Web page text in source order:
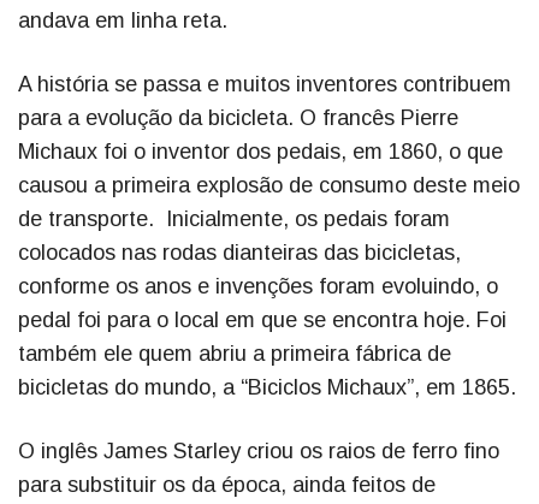
andava em linha reta.
A história se passa e muitos inventores contribuem
para a evolução da bicicleta. O francês Pierre
Michaux foi o inventor dos pedais, em 1860, o que
causou a primeira explosão de consumo deste meio
de transporte. Inicialmente, os pedais foram
colocados nas rodas dianteiras das bicicletas,
conforme os anos e invenções foram evoluindo, o
pedal foi para o local em que se encontra hoje. Foi
também ele quem abriu a primeira fábrica de
bicicletas do mundo, a “Biciclos Michaux”, em 1865.
O inglês James Starley criou os raios de ferro fino
para substituir os da época, ainda feitos de